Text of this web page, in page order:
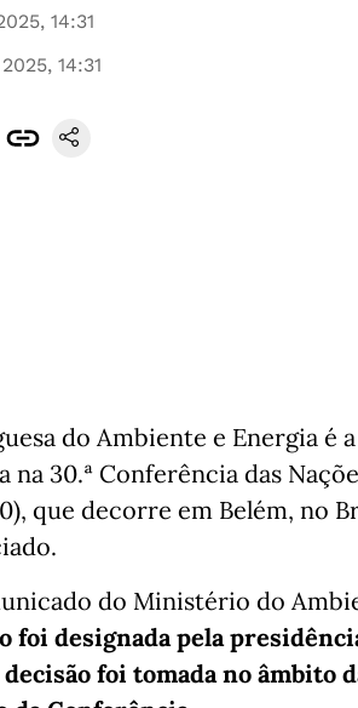
14:31
14:31
do Ambiente e Energia é
na 30.ª Conferência das
que decorre em Belém, no
do Ministério do
foi designada pela
decisão foi tomada no âmbito